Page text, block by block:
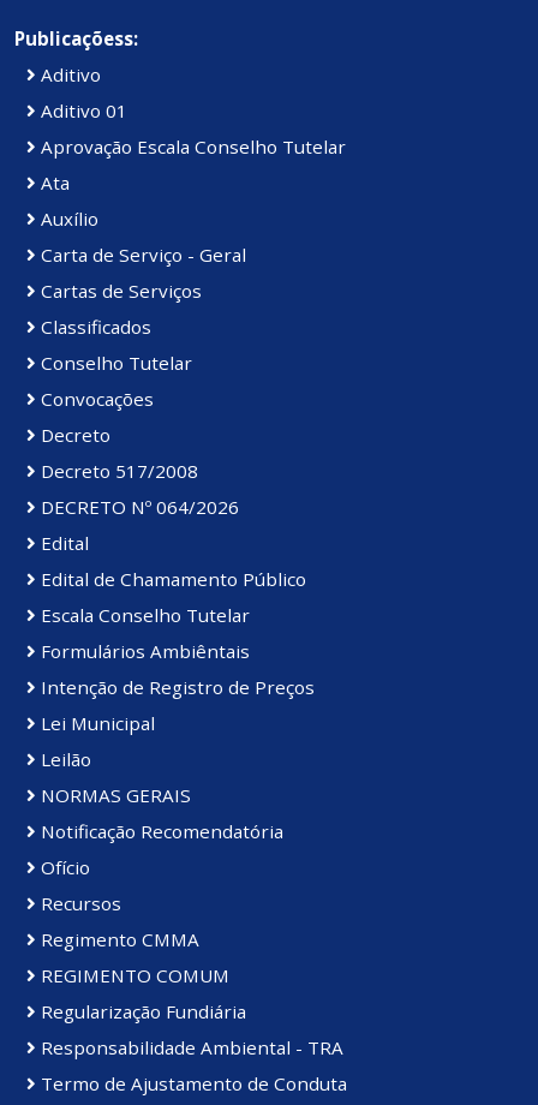
Publicaçõess:
Aditivo
Aditivo 01
Aprovação Escala Conselho Tutelar
Ata
Auxílio
Carta de Serviço - Geral
Cartas de Serviços
Classificados
Conselho Tutelar
Convocações
Decreto
Decreto 517/2008
DECRETO Nº 064/2026
Edital
Edital de Chamamento Público
Escala Conselho Tutelar
Formulários Ambiêntais
Intenção de Registro de Preços
Lei Municipal
Leilão
NORMAS GERAIS
Notificação Recomendatória
Ofício
Recursos
Regimento CMMA
REGIMENTO COMUM
Regularização Fundiária
Responsabilidade Ambiental - TRA
Termo de Ajustamento de Conduta